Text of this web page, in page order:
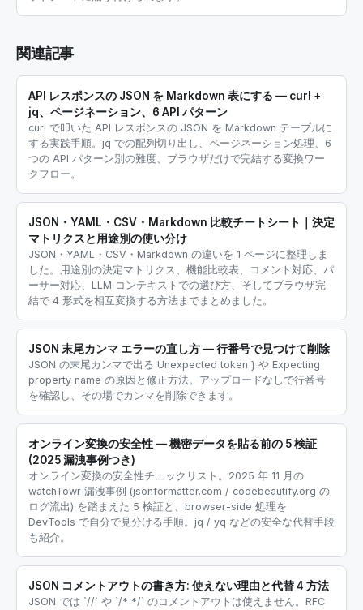
関連記事
API レスポンスの JSON を Markdown 表にする — curl +
jq、ページネーション、6 API パターン
curl で叩いた API レスポンスの JSON を Markdown テーブルに
する実践手順。jq での配列切り出し、ページネーション処理、6
つの API パターン別の難度、ブラウザだけで完結する変換ワー
クフロー。
JSON・YAML・CSV・Markdown 比較チートシート｜決定
マトリクスと用途別の使い分け
JSON・YAML・CSV・Markdown の違いを 1 ページに整理しま
した。用途別の決定マトリクス、機能比較表、コメント対応、パ
ーサー対応、LLM コンテキストでの選び方、そしてブラウザ完
結で 4 形式を相互変換する方法までまとめました。
JSON 末尾カンマ エラーの直し方 — 行番号で見つけて削除
JSON の末尾カンマで出る Unexpected token } や Expecting
property name の原因と修正方法。アップロードなしで行番号
を確認し、その場でカンマを削除できます。
オンライン変換の安全性 — 機密データを貼る前の 5 検証
(2025 漏洩事例つき)
オンライン変換の安全性チェックリスト。2025 年 11 月の
watchTowr 漏洩事例 (jsonformatter.com / codebeautify.org の
ログ流出) を踏まえた 5 検証と、browser-side 処理を
DevTools で自分で見分ける手順。jq / yq などの安全な代替手段
も紹介。
JSON コメントアウトの書き方: 使えない理由と代替 4 方法
JSON では `//` や `/* */` のコメントアウトは使えません。RFC